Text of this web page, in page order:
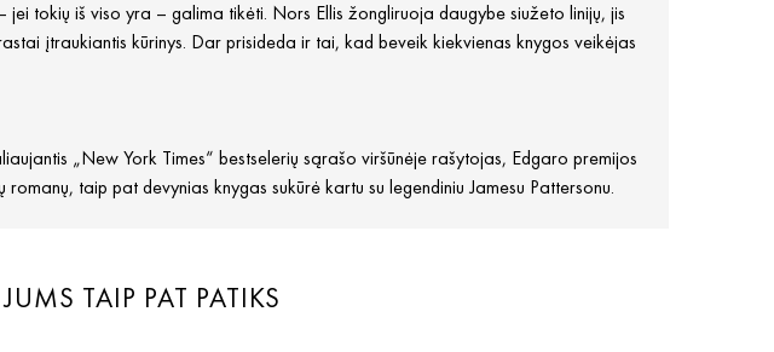
jei tokių iš viso yra – galima tikėti. Nors Ellis žongliruoja daugybe siužeto linijų, jis
įtraukiantis kūrinys. Dar prisideda ir tai, kad beveik kiekvienas knygos veikėjas
„New York Times“ bestselerių sąrašo viršūnėje rašytojas, Edgaro premijos
taip pat devynias knygas sukūrė kartu su legendiniu Jamesu Pattersonu.
JUMS TAIP PAT PATIKS